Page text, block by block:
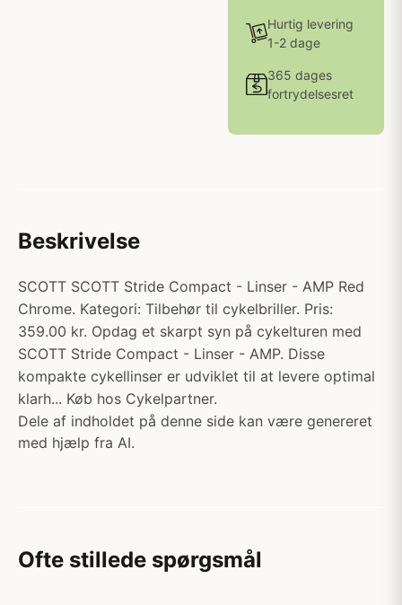
Hurtig levering
1-2 dage
365 dages
fortrydelsesret
Beskrivelse
SCOTT SCOTT Stride Compact - Linser - AMP Red
Chrome. Kategori: Tilbehør til cykelbriller. Pris:
359.00 kr. Opdag et skarpt syn på cykelturen med
SCOTT Stride Compact - Linser - AMP. Disse
kompakte cykellinser er udviklet til at levere optimal
klarh... Køb hos Cykelpartner.
Dele af indholdet på denne side kan være genereret
med hjælp fra AI.
Ofte stillede spørgsmål